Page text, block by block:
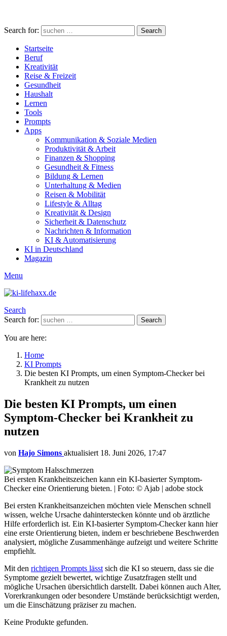
Search for: Search
Startseite
Beruf
Kreativität
Reise & Freizeit
Gesundheit
Haushalt
Lernen
Tools
Prompts
Apps
Kommunikation & Soziale Medien
Produktivität & Arbeit
Finanzen & Shopping
Gesundheit & Fitness
Bildung & Lernen
Unterhaltung & Medien
Reisen & Mobilität
Lifestyle & Alltag
Kreativität & Design
Sicherheit & Datenschutz
Nachrichten & Information
KI & Automatisierung
KI in Deutschland
Magazin
Menu
Search
Search for:
Search
You are here:
Home
KI Prompts
Die besten KI Prompts, um einen Symptom-Checker bei
Krankheit zu nutzen
Die besten KI Prompts, um einen
Symptom-Checker bei Krankheit zu
nutzen
von Hajo Simons aktualisiert 18. Juni 2026, 17:47
Bei ersten Krankheitszeichen kann ein KI-basierter Symptom-
Checker eine Orientierung bieten. | Foto: © Ajab | adobe stock
Bei ersten Krankheitsanzeichen möchten viele Menschen schnell
wissen, welche Ursache dahinterstecken könnte und ob ärztliche
Hilfe erforderlich ist. Ein KI-basierter Symptom-Checker kann hier
eine erste Orientierung bieten, indem er beschriebene Beschwerden
analysiert, mögliche Zusammenhänge aufzeigt und weitere Schritte
empfiehlt.
Mit den richtigen Prompts lässt sich die KI so steuern, dass sie die
Symptome gezielt bewertet, wichtige Zusatzfragen stellt und
mögliche Ursachen übersichtlich darstellt. Dabei können auch Alter,
Vorerkrankungen oder besondere Umstände berücksichtigt werden,
um die Einschätzung präziser zu machen.
Keine Produkte gefunden.